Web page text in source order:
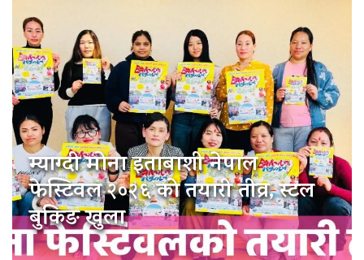
म्याग्दी मोना इताबाशी नेपाल
फेस्टिवल २०२६ को तयारी तीव्र, स्टल
बुकिङ खुला